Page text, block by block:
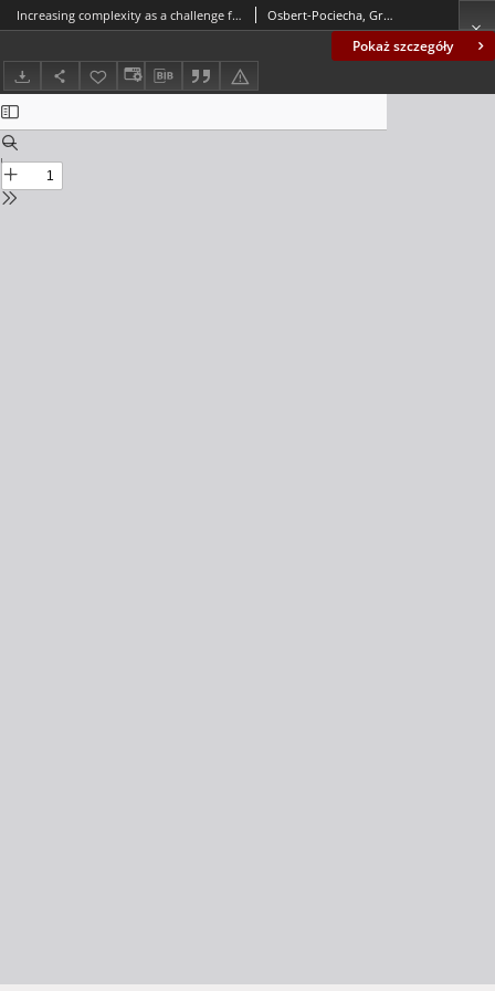
Pokaż szczegóły
Increasing complexity as a challenge for contemporary organizations = Narastająca złożoność jako wyzwanie dla współczesnych organizacji Osbert-Pociecha, Grażyna